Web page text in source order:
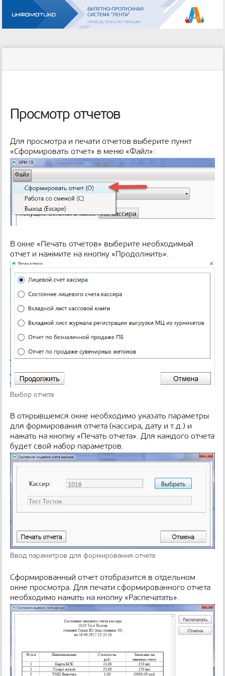
Инструменты
пользователя
сайта
страницы
е
т
д
а
н
н
ы
е
р
и
ц
ы
Просмотр отчетов
Для просмотра и печати отчетов выберите пункт
«Сформировать отчет» в меню «Файл»:
В окне «Печать отчетов» выберите необходимый
отчет и нажмите на кнопку «Продолжить».
Выбор отчета
В открывшемся окне необходимо указать параметры
для формирования отчета (кассира, дату и т.д.) и
нажать на кнопку «Печать отчета». Для каждого отчета
будет свой набор параметров.
Ввод параметров для формирования отчета
Сформированный отчет отобразится в отдельном
окне просмотра. Для печати сформированного отчета
необходимо нажать на кнопку «Распечатать».